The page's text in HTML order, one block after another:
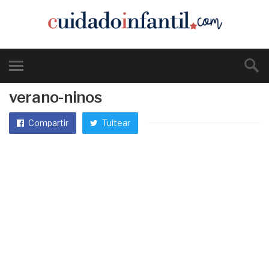
verano-ninos
Compartir Tuitear